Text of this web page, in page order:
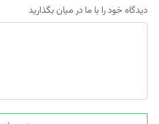
دیدگاه خود را با ما در میان بگذارید